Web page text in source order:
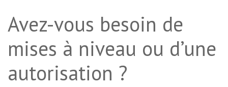
Avez-vous besoin de
mises à niveau ou d’une
autorisation ?